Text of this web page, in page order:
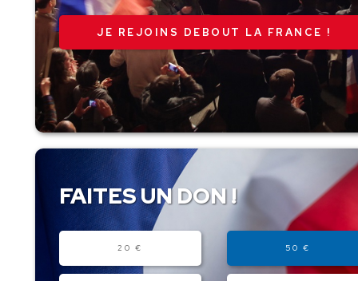
JE REJOINS DEBOUT LA FRANCE !
FAITES UN DON !
20 € 50 €